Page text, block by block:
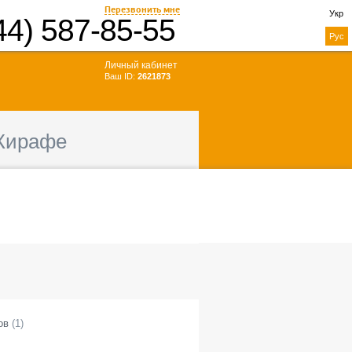
Перезвонить мне
587-85-55
Личный кабинет
Ваш ID: 2621873
Укр
Рус
(1)